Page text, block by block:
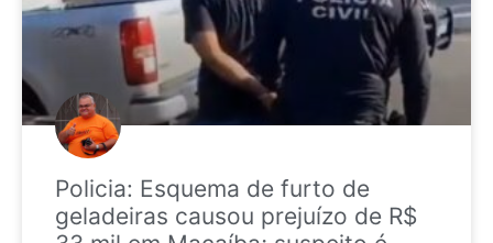
Policia: Esquema de furto de
geladeiras causou prejuízo de R$